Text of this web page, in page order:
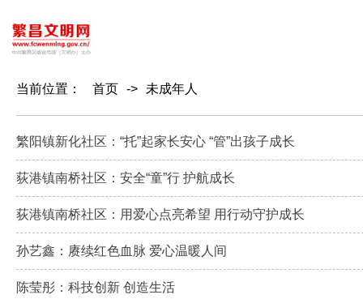
当前位置： 首页 -> 未成年人
繁阳镇新化社区：“托”起家长安心 “管”出孩子成长
荻港镇南桥社区：安全“童”行 护航成长
荻港镇南桥社区：用爱心点亮希望 用行动守护成长
孙艺鑫：赓续红色血脉 爱心温暖人间
陈莹彤：科技创新 创造生活